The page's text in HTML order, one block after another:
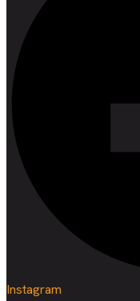
Instagram